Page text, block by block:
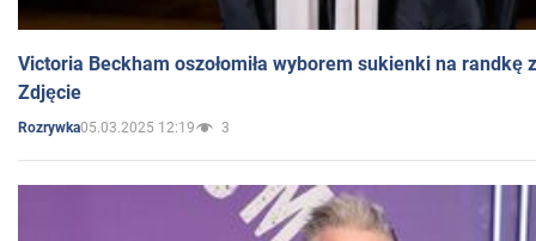
Victoria Beckham oszołomiła wyborem sukienki na randkę
Zdjęcie
Rozrywka05.03.2025 12:19 3